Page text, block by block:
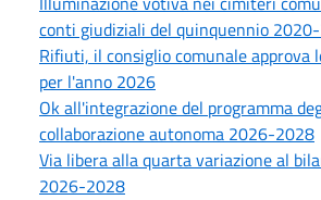
conti giudiziali del quinquennio
Rifiuti, il consiglio comunale approva
per l'anno 2026
Ok all'integrazione del programma
collaborazione autonoma 2026-2028
Via libera alla quarta variazione al
2026-2028